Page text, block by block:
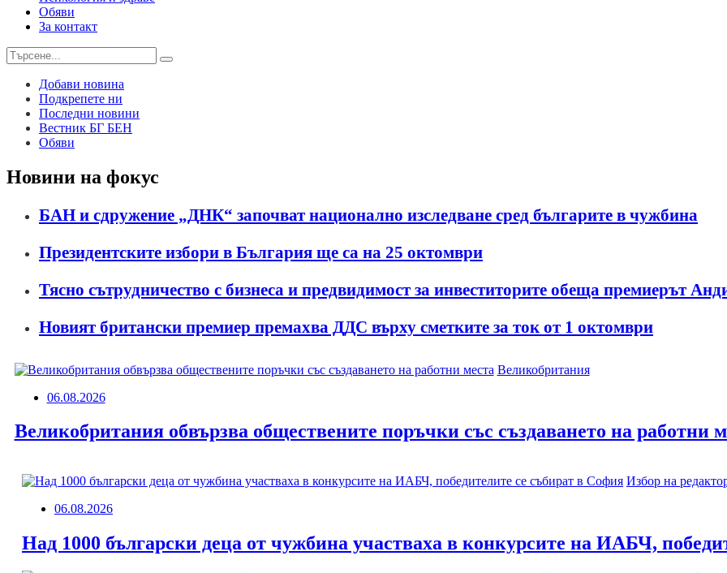
Обяви
За контакт
Добави новина
Подкрепете ни
Последни новини
Вестник БГ БЕН
Обяви
Новини на фокус
БАН и сдружение „ДНК“ започват национално изследване сред българите в чужбина
Президентските избори в България ще са на 25 октомври
Тясно сътрудничество с бизнеса и предвидимост за инвеститорите обеща премиерът
Новият британски премиер премахва ДДС върху сметките за ток от 1 октомври
Великобритания
06.08.2026
Великобритания обвързва обществените поръчки със създаването на работни
Избор на
06.08.2026
Над 1000 български деца от чужбина участваха в конкурсите на ИАБЧ,